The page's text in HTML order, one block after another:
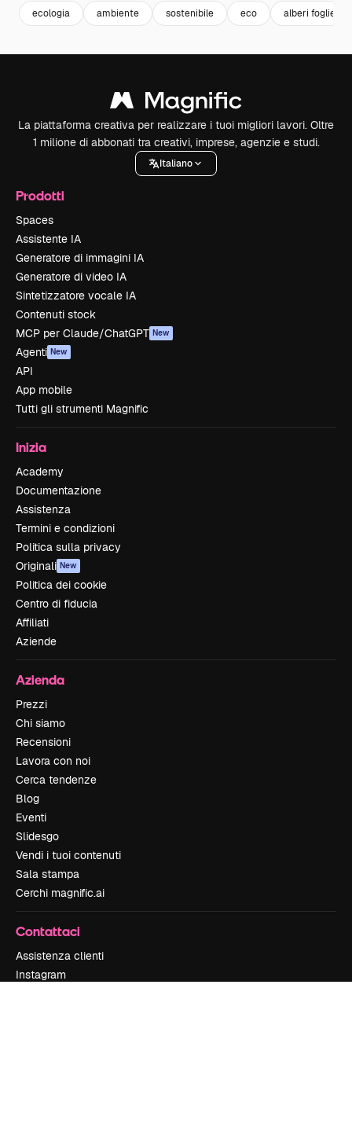
ecologia ambiente sostenibile eco alberi foglie
La piattaforma creativa per realizzare i tuoi migliori lavori. Oltre
1 milione di abbonati tra creativi, imprese, agenzie e studi.
Italiano
Prodotti
Spaces
Assistente IA
Generatore di immagini IA
Generatore di video IA
Sintetizzatore vocale IA
Contenuti stock
MCP per Claude/ChatGPT New
Agenti New
API
App mobile
Tutti gli strumenti Magnific
Inizia
Academy
Documentazione
Assistenza
Termini e condizioni
Politica sulla privacy
Originali New
Politica dei cookie
Centro di fiducia
Affiliati
Aziende
Azienda
Prezzi
Chi siamo
Recensioni
Lavora con noi
Cerca tendenze
Blog
Eventi
Slidesgo
Vendi i tuoi contenuti
Sala stampa
Cerchi magnific.ai
Contattaci
Assistenza clienti
Instagram